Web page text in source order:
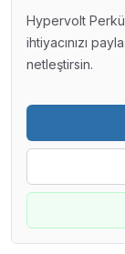
Hypervolt
ihtiyacınızı
netleştirsin.